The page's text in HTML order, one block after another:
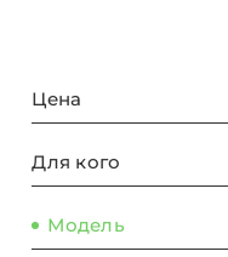
Цена
Для кого
Модель